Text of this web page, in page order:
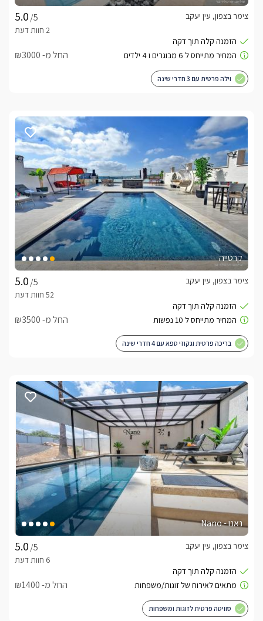
/5
צימר בצפון, עין יעקב
החל מ- ₪3000
וילה פרטית עם 3 חדרי שינה
קרטייה
/5
צימר בצפון, עין יעקב
החל מ- ₪3500
בריכה פרטית וגקוזי ספא עם 4 חדרי שינה
נאנו - Nano
/5
צימר בצפון, עין יעקב
החל מ- ₪1400
סוויטה פרטית לזוגות ומשפחות